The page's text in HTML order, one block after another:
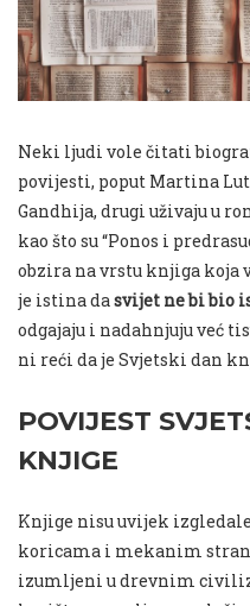
Neki ljudi vole čitati
povijesti, poput Martina
Gandhija, drugi uživaju u
kao što su “Ponos i
obzira na vrstu knjiga koja
je istina da svijet ne bi bio
odgajaju i nadahnjuju već
ni reći da je Svjetski dan
POVIJEST
KNJIGE
Knjige nisu uvijek
koricama i mekanim
izumljeni u drevnim